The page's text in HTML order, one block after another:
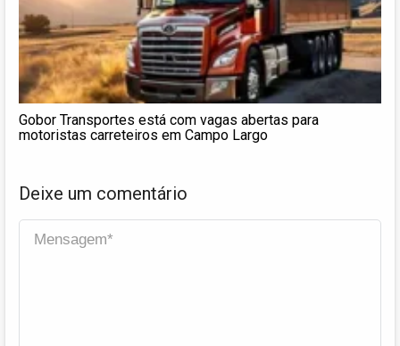
Gobor Transportes está com vagas abertas para
motoristas carreteiros em Campo Largo
Deixe um comentário